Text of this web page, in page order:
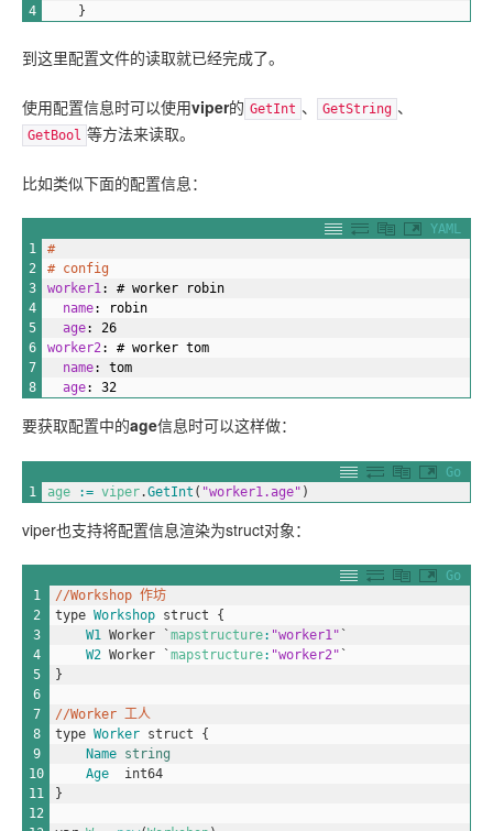
4
}
到这里配置文件的读取就已经完成了。
使用配置信息时可以使用viper的 GetInt 、 GetString 、
GetBool 等方法来读取。
比如类似下面的配置信息：
YAML
1
2
3
4
5
6
7
8
#
# config
worker1: # worker robin
name: robin
age: 26
worker2: # worker tom
name: tom
age: 32
要获取配置中的age信息时可以这样做：
Go
1
age := viper.GetInt ( "worker1.age" )
viper也支持将配置信息渲染为struct对象：
Go
1
2
3
4
5
6
7
8
9
10
11
12
//Workshop 作坊
type Workshop struct
{
W1 Worker ` mapstructure: "worker1" `
W2 Worker `mapstructure: "worker2" `
}
//Worker 工人
type Worker struct
{
Name string
Age int64
}